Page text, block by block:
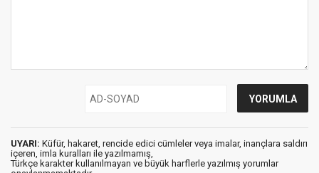
UYARI: Küfür, hakaret, rencide edici cümleler veya imalar, inançlara saldırı
içeren, imla kuralları ile yazılmamış,
Türkçe karakter kullanılmayan ve büyük harflerle yazılmış yorumlar